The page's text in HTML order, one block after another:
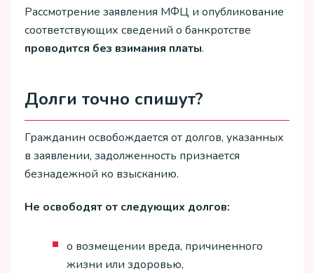
Рассмотрение заявления МФЦ и опубликование
соответствующих сведений о банкротстве
проводится без взимания платы.
Долги точно спишут?
Гражданин освобождается от долгов, указанных
в заявлении, задолженность признается
безнадежной ко взысканию.
Не освободят от следующих долгов:
о возмещении вреда, причиненного
жизни или здоровью,